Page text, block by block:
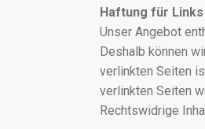
Haftung für Links
Unser Angebot
Deshalb können
verlinkten Seiten
verlinkten Seiten
Rechtswidrige